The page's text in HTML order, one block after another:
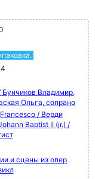
Бунчиков Владимир,
Ольга, сопрано
/ Верди
Baptist II (jr.) /
и сцены из опер